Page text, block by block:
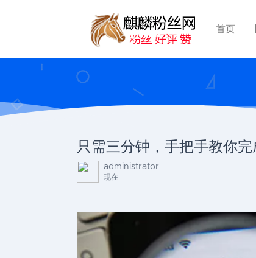
首页
只需三分钟，手把手教你
administrator
现在